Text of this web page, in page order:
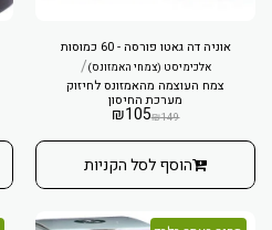
אוניה דה גאטו פורסה - 60 כמוסות
אלכימיסט (צמחי האמזונס)/
צמח העוצמה מהאמזונס לחיזוק
מערכת החיסון
₪149
₪105
הוסף לסל הקניות